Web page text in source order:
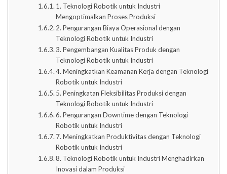
1. Teknologi Robotik untuk Industri
Mengoptimalkan Proses Produksi
2. Pengurangan Biaya Operasional dengan
Teknologi Robotik untuk Industri
3. Pengembangan Kualitas Produk dengan
Teknologi Robotik untuk Industri
4. Meningkatkan Keamanan Kerja dengan Teknologi
Robotik untuk Industri
5. Peningkatan Fleksibilitas Produksi dengan
Teknologi Robotik untuk Industri
6. Pengurangan Downtime dengan Teknologi
Robotik untuk Industri
7. Meningkatkan Produktivitas dengan Teknologi
Robotik untuk Industri
8. Teknologi Robotik untuk Industri Menghadirkan
Inovasi dalam Produksi